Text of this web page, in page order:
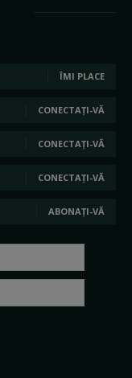
ÎMI PLACE
CONECTAȚI-VĂ
CONECTAȚI-VĂ
CONECTAȚI-VĂ
ABONAȚI-VĂ